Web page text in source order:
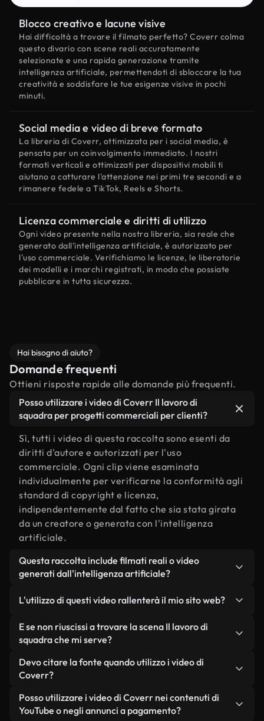
Blocco creativo e lacune visive
Hai difficoltà a trovare il filmato perfetto? Coverr colma
questo divario con scene reali accuratamente
selezionate e una rapida generazione tramite
intelligenza artificiale, permettendoti di sbloccare la tua
creatività e soddisfare le tue esigenze visive in pochi
minuti.
Social media e video di breve formato
La libreria di Coverr, ottimizzata per i social media, è
pensata per un coinvolgimento immediato. I nostri
formati verticali e ottimizzati per dispositivi mobili ti
aiutano a catturare l'attenzione nei primi tre secondi e a
rimanere fedele a TikTok, Reels e Shorts.
Licenza commerciale e diritti di utilizzo
Ogni video presente nella nostra libreria, sia reale che
generato dall'intelligenza artificiale, è autorizzato per
l'uso commerciale. Verifichiamo le licenze, le liberatorie
dei modelli e i marchi registrati, in modo che possiate
pubblicare in tutta sicurezza.
Hai bisogno di aiuto?
Domande frequenti
Ottieni risposte rapide alle domande più frequenti.
Posso utilizzare i video di Coverr Il lavoro di
squadra per progetti commerciali per clienti?
Sì, tutti i video di questa raccolta sono esenti da
diritti d'autore e autorizzati per l'uso
commerciale. Ogni clip viene esaminata
individualmente per verificarne la conformità agli
standard di copyright e licenza,
indipendentemente dal fatto che sia stata girata
da un creatore o generata con l'intelligenza
artificiale.
Questa raccolta include filmati reali o video
generati dall'intelligenza artificiale?
da filmati reali, girati da persone, relativi a Il
lavoro di squadra, e da video generati
dall'intelligenza artificiale. Ogni video è
chiaramente etichettato, così saprai sempre cosa
stai utilizzando.
L'utilizzo di questi video rallenterà il mio sito web?
Non se scegli le nostre versioni ottimizzate.
Offriamo formati leggeri e pronti per il web,
mantengono alta la qualità, riducono al minimo i
tempi di caricamento e migliorano parametri
come LCP.
E se non riuscissi a trovare la scena Il lavoro di
squadra che mi serve?
Puoi crearne uno all'istante utilizzando Coverr AI
Studio. Ti basta descrivere la scena, ad esempio "Il
genererà in pochi secondi un video personalizzato
in conformità con i nostri standard di licenza.
Devo citare la fonte quando utilizzo i video di
Coverr?
Non è richiesto alcun riconoscimento dell'autore.
Tutti i video presenti nella nostra libreria sono
Posso utilizzare i video di Coverr nei contenuti di
YouTube o negli annunci a pagamento?